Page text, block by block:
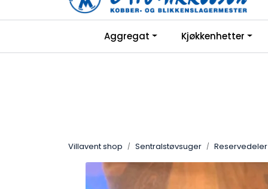
Skip to main content
Facebook | Hjemmeside
Aggregat Kjøkkenhetter
Villavent shop Sentralstøvsuger Reservedeler